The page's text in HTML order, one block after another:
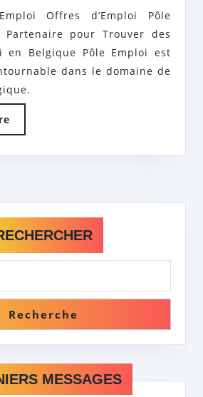
AVEC
PÔLE
EMPLOI:
DÉCOUVREZ
NOS
OFFRES
D’EMPLOI
Offres d’Emploi Pôle
pour Trouver des
en Belgique Pôle Emploi est
dans le domaine de
More
Recherche
MESSAGES